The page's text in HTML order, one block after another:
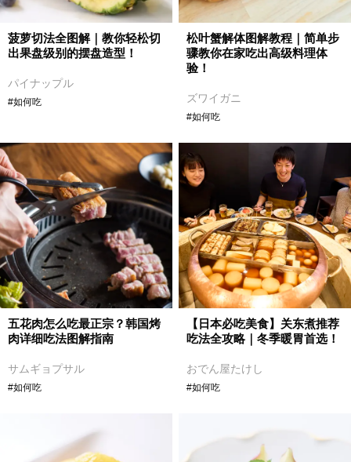
菠萝切法全图解｜教你轻松切
出果盘级别的摆盘造型！
パイナップル
#如何吃
松叶蟹解体图解教程｜简单步
骤教你在家吃出高级料理体
验！
ズワイガニ
#如何吃
五花肉怎么吃最正宗？韩国烤
肉详细吃法图解指南
サムギョプサル
#如何吃
【日本必吃美食】关东煮推荐
吃法全攻略｜冬季暖胃首选！
おでん屋たけし
#如何吃